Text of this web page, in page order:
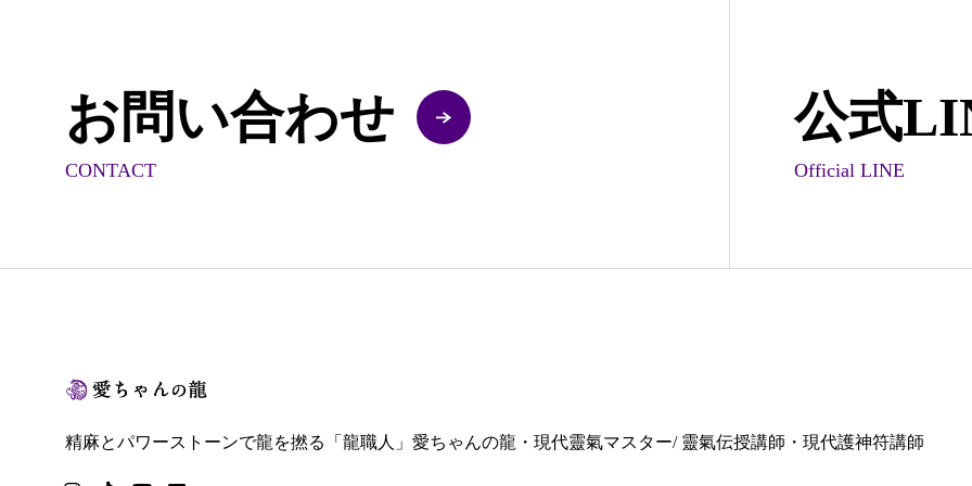
お問い合わせ
CONTACT
公式
Official LINE
精麻とパワーストーンで龍を撚る「龍職人」愛ちゃんの龍・現代靈氣マスター/ 靈氣伝授講師・現代護神符講師